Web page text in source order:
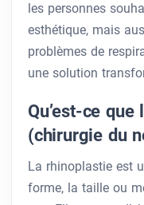
les personnes
esthétique, mais
problèmes de
une solution
Qu’est-ce
(chirurgie du
La rhinoplastie est
forme, la taille ou